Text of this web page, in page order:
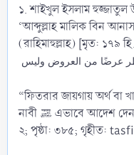
১. শাইখুল ইসলাম হুজ্জাতুল
‘আব্দুল্লাহ মালিক বিন
(রাহিমাহুল্লাহ) [মৃত: ১৭৯
عرضًا من العروض وليس
“ফিতরার জায়গায় অর্থ বা
নাবী ﷺ এভাবে আদেশ দেননি।” [আল-মুদাওয়্যানাতুল কুবরা, খণ্ড:
২; পৃষ্ঠা: ৩৮৫; গৃহীত: